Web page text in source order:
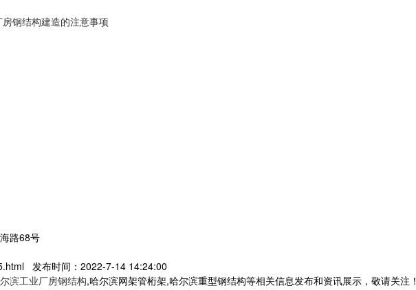
钢结构建造的注意事项
路68号
发布时间：2022-7-14 14:24:00
滨工业厂房钢结构,哈尔滨网架管桁架,哈尔滨重型钢结构等相关信息发布和资讯展示，敬请关注！